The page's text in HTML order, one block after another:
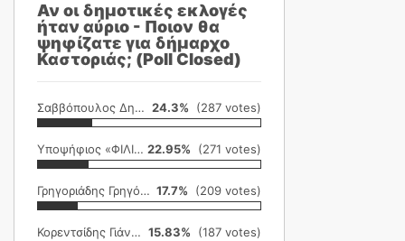
Αν οι δημοτικές εκλογές
ήταν αύριο - Ποιον θα
ψηφίζατε για δήμαρχο
Καστοριάς; (Poll Closed)
Σαββόπουλος Δημήτρης 24.3% (287 votes)
Υποψήφιος «ΦΙΛΙΚΗ ΕΤΑΙΡΕΙΑ» 22.95% (271 votes)
Γρηγοριάδης Γρηγόρης 17.7% (209 votes)
Κορεντσίδης Γιάννης 15.83% (187 votes)